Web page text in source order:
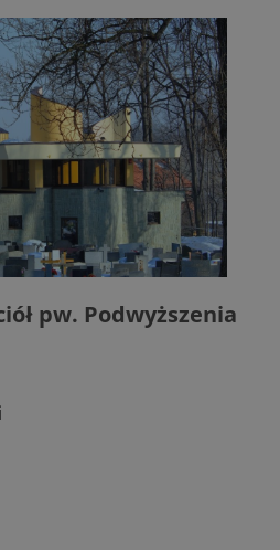
pw. Podwyższenia